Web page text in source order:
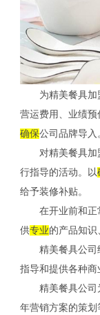
为精美餐具加盟
营运费用、业绩预
确保公司品牌导入
对精美餐具加盟
行指导的活动。以
给予装修补贴。
在开业前和正常
供专业的产品知识
精美餐具公司给
指导和提供各种商
精美餐具公司为
年营销方案的策